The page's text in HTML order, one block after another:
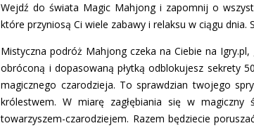
Wejdź do świata Magic Mahjong i zapomnij o
które przyniosą Ci wiele zabawy i relaksu w ciągu
Mistyczna podróż Mahjong czeka na Ciebie na
obróconą i dopasowaną płytką odblokujesz sekrety
magicznego czarodzieja. To sprawdzian twojego
królestwem. W miarę zagłębiania się w
towarzyszem-czarodziejem. Razem będziecie